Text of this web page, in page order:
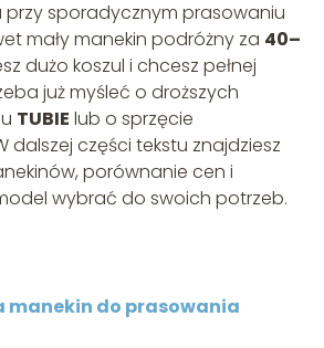
przy sporadycznym prasowaniu
mały manekin podróżny za 40–
dużo koszul i chcesz pełnej
już myśleć o droższych
TUBIE lub o sprzęcie
dalszej części tekstu znajdziesz
porównanie cen i
wybrać do swoich potrzeb.
manekin do prasowania